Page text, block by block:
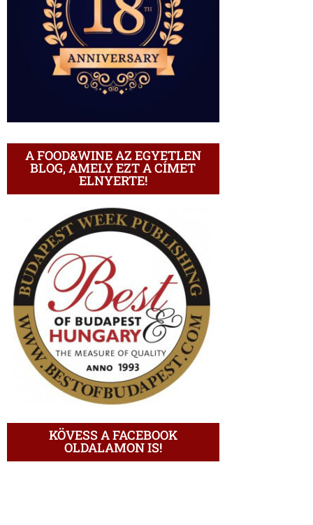
A FOOD&WINE AZ EGYETLEN
BLOG, AMELY EZT A CÍMET
ELNYERTE!
KÖVESS A FACEBOOK
OLDALAMON IS!